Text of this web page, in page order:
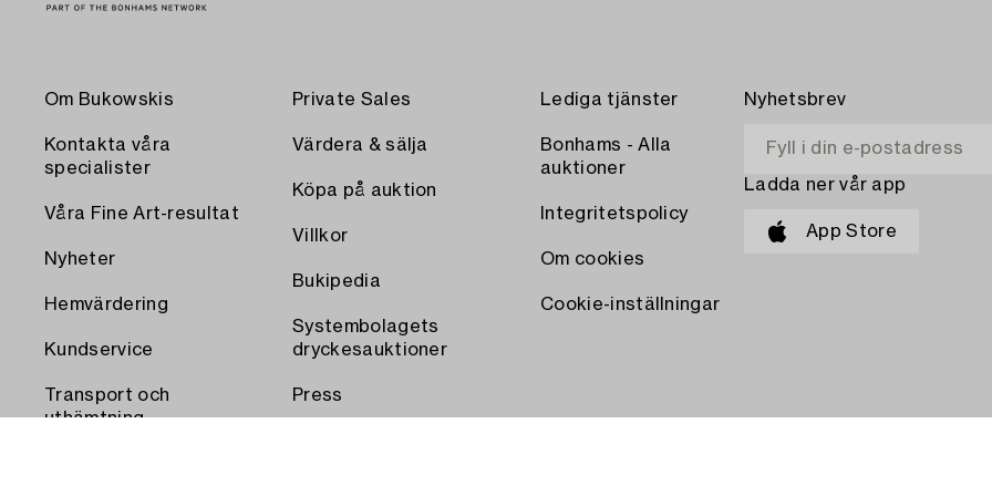
Om Bukowskis
Kontakta våra
specialister
Våra Fine Art-resultat
Nyheter
Hemvärdering
Kundservice
Transport och
uthämtning
Private Sales
Värdera & sälja
Köpa på auktion
Villkor
Bukipedia
Systembolagets
dryckesauktioner
Press
Lediga tjänster
Bonhams - Alla
auktioner
Integritetspolicy
Om cookies
Cookie-inställningar
Nyhetsbrev
Ladda ner vår app
App Store